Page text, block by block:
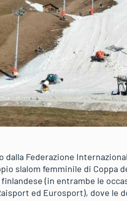
dalla Federazione
slalom femminile di Coppa
(in entrambe le
ed Eurosport), dove le